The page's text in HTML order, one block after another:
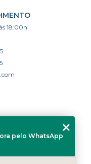
18:00h
pelo WhatsApp